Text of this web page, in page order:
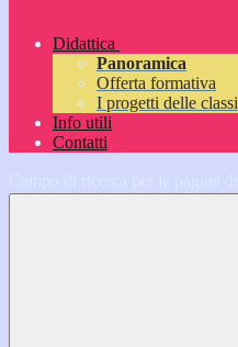
Didattica
Panoramica
Offerta formativa
I progetti delle classi
Info utili
Contatti